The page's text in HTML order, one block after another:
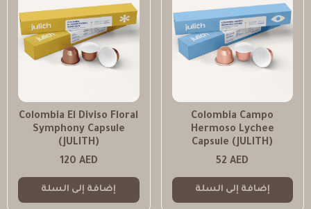
Colombia Campo
Hermoso Lychee
Capsule (JULITH)
52AED
إضافة إلى السلة
Colombia El Diviso Floral
Symphony Capsule
(JULITH)
120 AED
إضافة إلى السلة